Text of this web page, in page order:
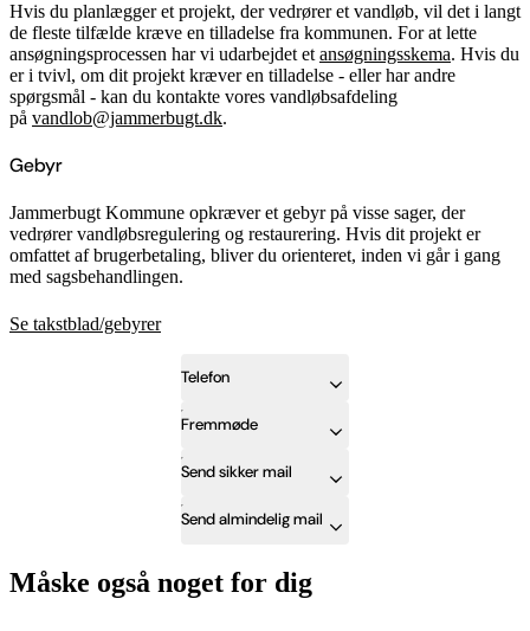
Hvis du planlægger et projekt, der vedrører et vandløb, vil det i langt
de fleste tilfælde kræve en tilladelse fra kommunen. For at lette
ansøgningsprocessen har vi udarbejdet et ansøgningsskema. Hvis du
er i tvivl, om dit projekt kræver en tilladelse - eller har andre
spørgsmål - kan du kontakte vores vandløbsafdeling
på vandlob@jammerbugt.dk.
Gebyr
Jammerbugt Kommune opkræver et gebyr på visse sager, der
vedrører vandløbsregulering og restaurering. Hvis dit projekt er
omfattet af brugerbetaling, bliver du orienteret, inden vi går i gang
med sagsbehandlingen.
Se takstblad/gebyrer
Telefon
Fremmøde
Send sikker mail
Send almindelig mail
Måske også noget for dig